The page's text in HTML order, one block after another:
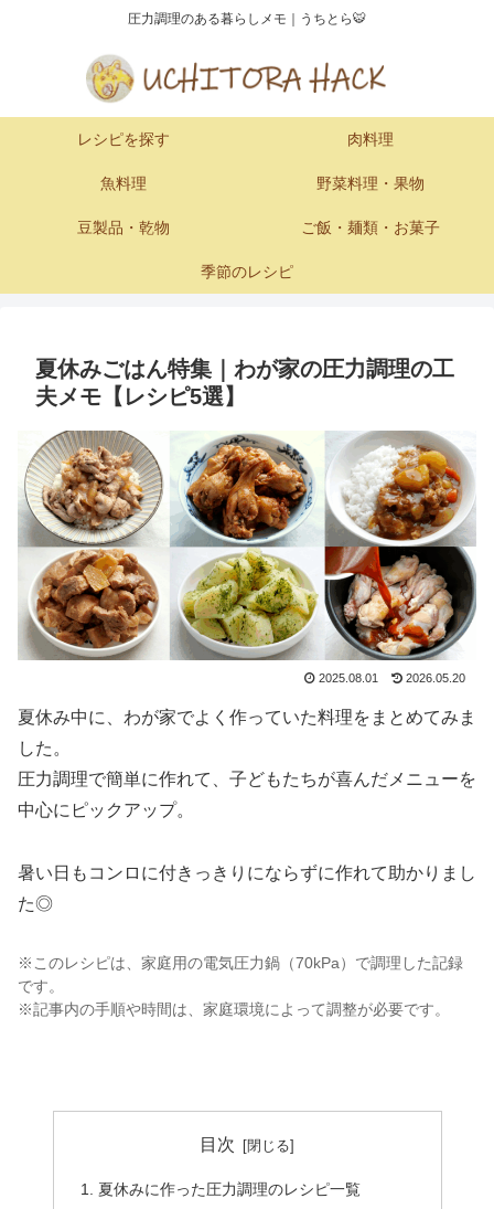
圧力調理のある暮らしメモ｜うちとら🐯
レシピを探す 肉料理
魚料理 野菜料理・果物
豆製品・乾物 ご飯・麺類・お菓子
季節のレシピ
夏休みごはん特集｜わが家の圧力調理の工
夫メモ【レシピ5選】
2025.08.01 2026.05.20
夏休み中に、わが家でよく作っていた料理をまとめてみま
した。
圧力調理で簡単に作れて、子どもたちが喜んだメニューを
中心にピックアップ。
暑い日もコンロに付きっきりにならずに作れて助かりまし
た◎
※このレシピは、家庭用の電気圧力鍋（70kPa）で調理した記録
です。
※記事内の手順や時間は、家庭環境によって調整が必要です。
目次
夏休みに作った圧力調理のレシピ一覧